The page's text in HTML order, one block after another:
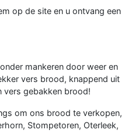
op de site en u ontvang een
mankeren door weer en
vers brood, knappend uit
vers gebakken brood!
om ons brood te verkopen,
Stompetoren, Oterleek,